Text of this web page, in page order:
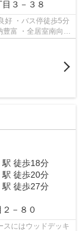
目３－３８
好 ・バス停徒歩5分
豊富 ・全居室南向き
駅 徒歩18分
駅 徒歩20分
駅 徒歩27分
２－８０
スにはウッドデッキ